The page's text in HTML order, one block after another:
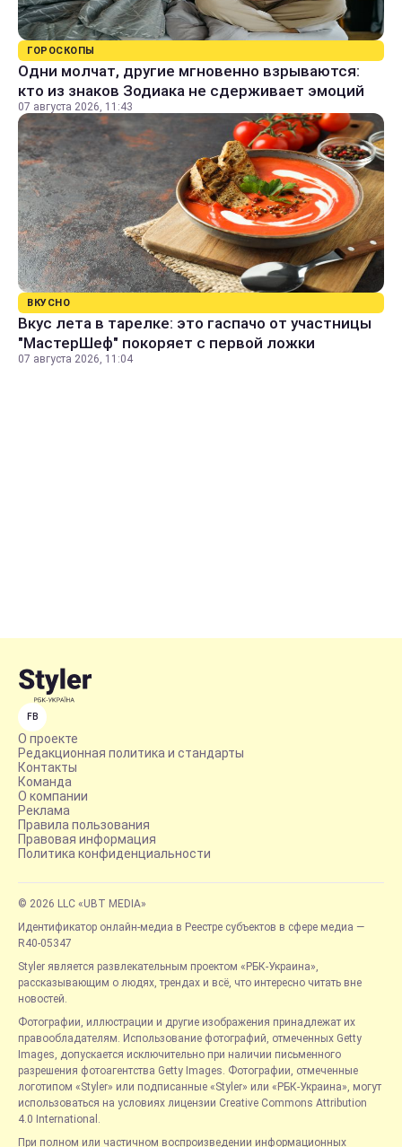
ГОРОСКОПЫ
Одни молчат, другие мгновенно взрываются:
кто из знаков Зодиака не сдерживает эмоций
07 августа 2026, 11:43
ВКУСНО
Вкус лета в тарелке: это гаспачо от участницы
"МастерШеф" покоряет с первой ложки
07 августа 2026, 11:04
FB
О проекте
Редакционная политика и стандарты
Контакты
Команда
О компании
Реклама
Правила пользования
Правовая информация
Политика конфиденциальности
© 2026 LLC «UBT MEDIA»
Идентификатор онлайн-медиа в Реестре субъектов в сфере медиа —
R40-05347
Styler является развлекательным проектом «РБК-Украина»,
рассказывающим о людях, трендах и всё, что интересно читать вне
новостей.
Фотографии, иллюстрации и другие изображения принадлежат их
правообладателям. Использование фотографий, отмеченных Getty
Images, допускается исключительно при наличии письменного
разрешения фотоагентства Getty Images. Фотографии, отмеченные
логотипом «Styler» или подписанные «Styler» или «РБК-Украина», могут
использоваться на условиях лицензии Creative Commons Attribution
4.0 International.
При полном или частичном воспроизведении информационных